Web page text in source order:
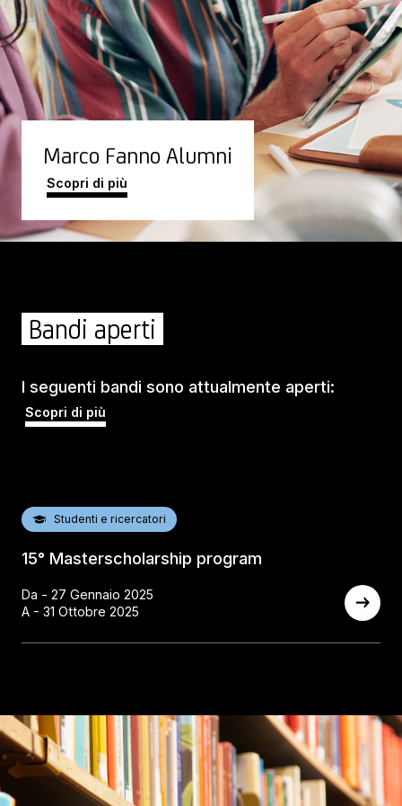
Marco Fanno Alumni
Scopri di più
Bandi aperti
I seguenti bandi sono attualmente aperti:
Scopri di più
Studenti e ricercatori
15° Masterscholarship program
Da - 27 Gennaio 2025
A - 31 Ottobre 2025